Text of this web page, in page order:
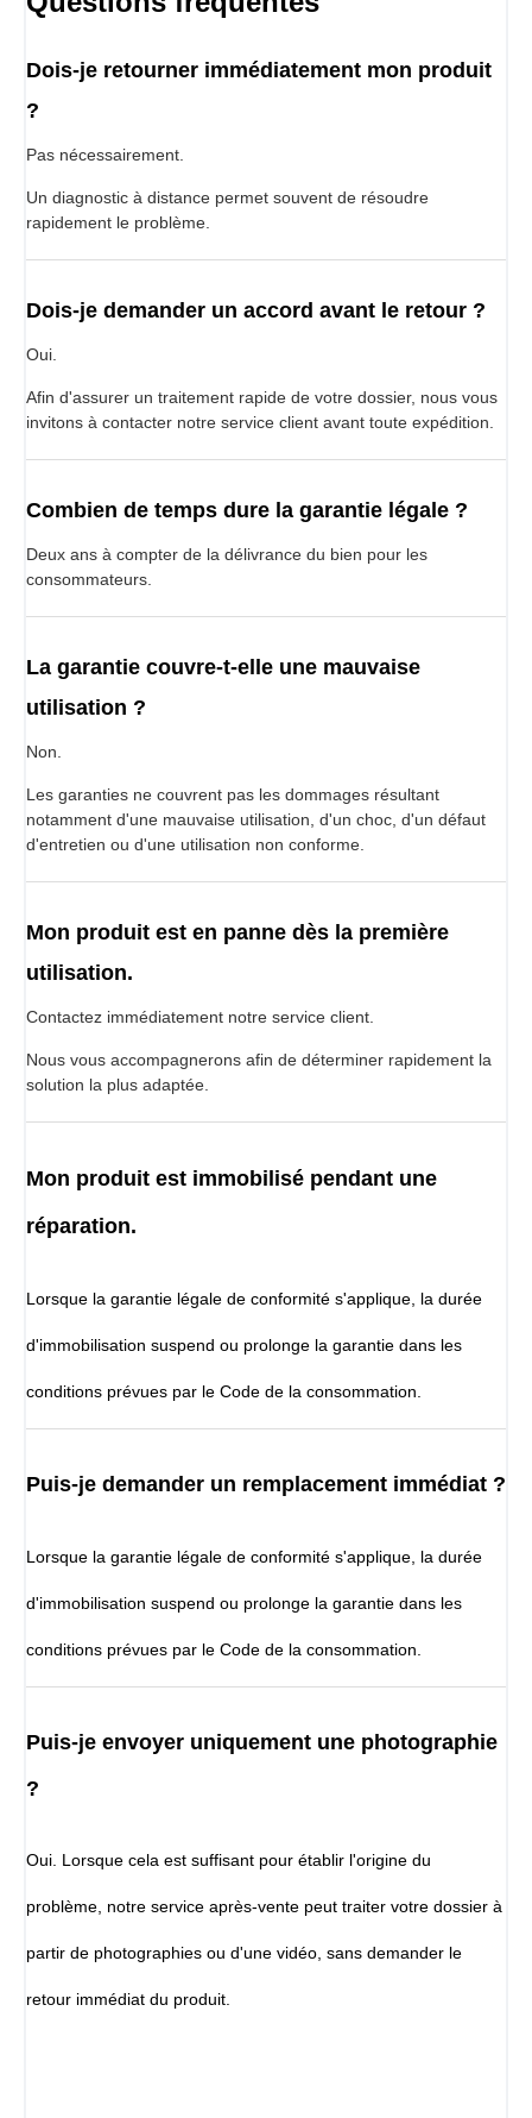
Dois-je retourner immédiatement mon produit
?
Pas nécessairement.
Un diagnostic à distance permet souvent de résoudre
rapidement le problème.
Dois-je demander un accord avant le retour ?
Oui.
Afin d'assurer un traitement rapide de votre dossier, nous vous
invitons à contacter notre service client avant toute expédition.
Combien de temps dure la garantie légale ?
Deux ans à compter de la délivrance du bien pour les
consommateurs.
La garantie couvre-t-elle une mauvaise
utilisation ?
Non.
Les garanties ne couvrent pas les dommages résultant
notamment d'une mauvaise utilisation, d'un choc, d'un défaut
d'entretien ou d'une utilisation non conforme.
Mon produit est en panne dès la première
utilisation.
Contactez immédiatement notre service client.
Nous vous accompagnerons afin de déterminer rapidement la
solution la plus adaptée.
Mon produit est immobilisé pendant une
réparation.
Lorsque la garantie légale de conformité s'applique, la durée
d'immobilisation suspend ou prolonge la garantie dans les
conditions prévues par le Code de la consommation.
Puis-je demander un remplacement immédiat ?
Lorsque la garantie légale de conformité s'applique, la durée
d'immobilisation suspend ou prolonge la garantie dans les
conditions prévues par le Code de la consommation.
Puis-je envoyer uniquement une photographie
?
Oui. Lorsque cela est suffisant pour établir l'origine du
problème, notre service après-vente peut traiter votre dossier à
partir de photographies ou d'une vidéo, sans demander le
retour immédiat du produit.